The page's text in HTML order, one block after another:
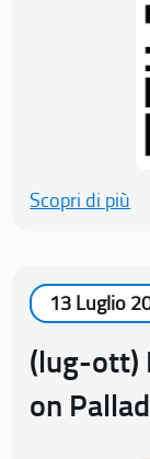
Scopri di più
13 Luglio
(lug-ott)
on